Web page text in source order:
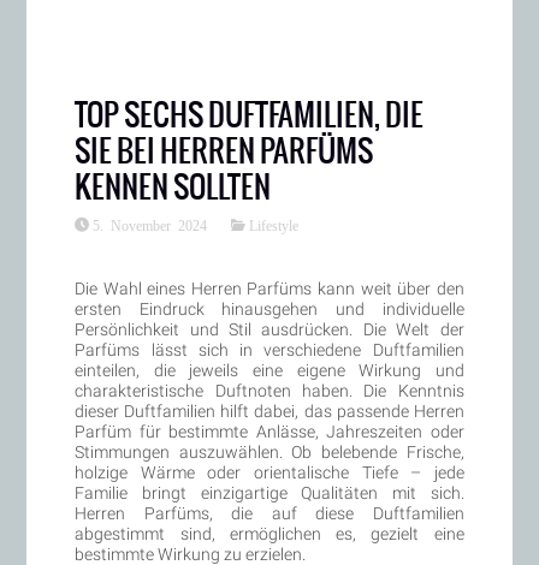
TOP SECHS DUFTFAMILIEN, DIE
SIE BEI HERREN PARFÜMS
KENNEN SOLLTEN
5. November 2024 Lifestyle
Die Wahl eines Herren Parfüms kann weit über den
ersten Eindruck hinausgehen und individuelle
Persönlichkeit und Stil ausdrücken. Die Welt der
Parfüms lässt sich in verschiedene Duftfamilien
einteilen, die jeweils eine eigene Wirkung und
charakteristische Duftnoten haben. Die Kenntnis
dieser Duftfamilien hilft dabei, das passende Herren
Parfüm für bestimmte Anlässe, Jahreszeiten oder
Stimmungen auszuwählen. Ob belebende Frische,
holzige Wärme oder orientalische Tiefe – jede
Familie bringt einzigartige Qualitäten mit sich.
Herren Parfüms, die auf diese Duftfamilien
abgestimmt sind, ermöglichen es, gezielt eine
bestimmte Wirkung zu erzielen.